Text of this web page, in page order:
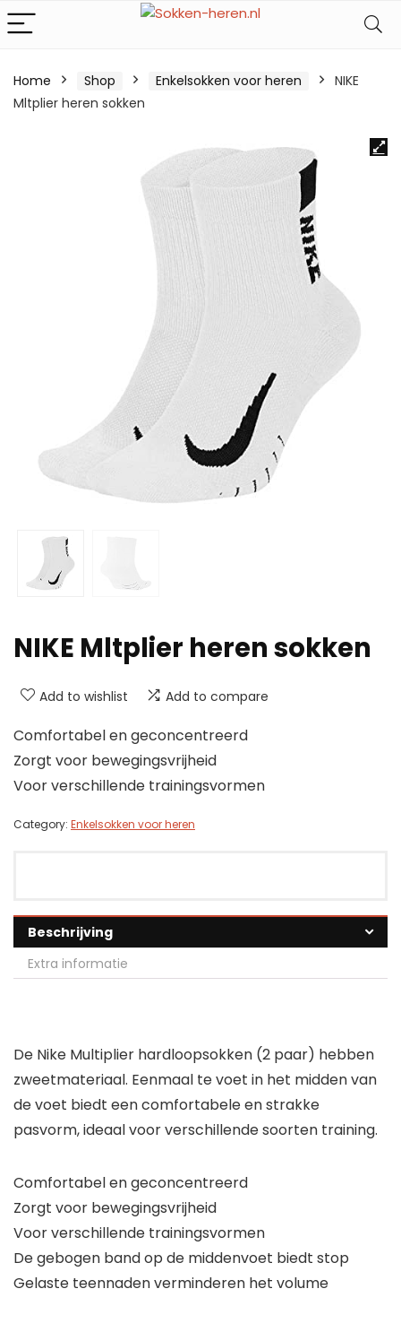
Home Shop Enkelsokken voor heren
NIKE
Mltplier heren sokken
NIKE Mltplier heren sokken
Add to wishlist Add to compare
Comfortabel en geconcentreerd
Zorgt voor bewegingsvrijheid
Voor verschillende trainingsvormen
Category: Enkelsokken voor heren
Beschrijving
Extra informatie
De Nike Multiplier hardloopsokken (2 paar) hebben
zweetmateriaal. Eenmaal te voet in het midden van
de voet biedt een comfortabele en strakke
pasvorm, ideaal voor verschillende soorten training.
Comfortabel en geconcentreerd
Zorgt voor bewegingsvrijheid
Voor verschillende trainingsvormen
De gebogen band op de middenvoet biedt stop
Gelaste teennaden verminderen het volume